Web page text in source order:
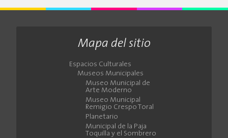
Mapa del sitio
Espacios Culturales
Museos Municipales
Museo Municipal de
Arte Moderno
Museo Municipal
Remigio Crespo Toral
Planetario
Municipal de la Paja
Toquilla y el Sombrero